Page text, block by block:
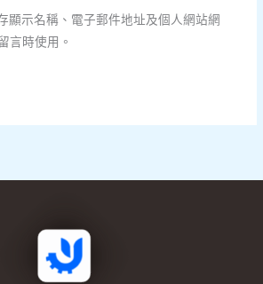
顯示名稱、電子郵件地址及個人網站網
言時使用。